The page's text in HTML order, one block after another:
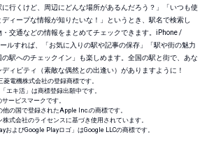
行くけど、周辺にどんな場所があるんだろう？」「いつも使
ィープな情報が知りたいな！」というとき、駅名で検索し
交通などの情報をまとめてチェックできます。iPhone /
ルすれば、「お気に入りの駅や記事の保存」「駅や街の魅力
駅へのチェックイン」も楽しめます。全国の駅と街で、あな
ィピティ（素敵な偶然との出逢い）がありますように！
菱電機株式会社の登録商標です。
エキ活」は商標登録出願中です。
ービスマークです。
他の国で登録されたApple Inc.の商標です。
式会社のライセンスに基づき使用されています。
およびGoogle Playロゴ」はGoogle LLCの商標です。